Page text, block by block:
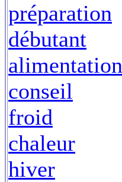
préparation
débutant
alimentation
conseil
froid
chaleur
hiver